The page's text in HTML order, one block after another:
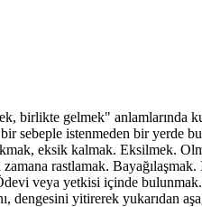
birlikte gelmek" anlamlarında
sebeple istenmeden bir yerde
eksik kalmak. Eksilmek.
rastlamak.
veya yetkisi içinde
dengesini yitirerek yukarıdan